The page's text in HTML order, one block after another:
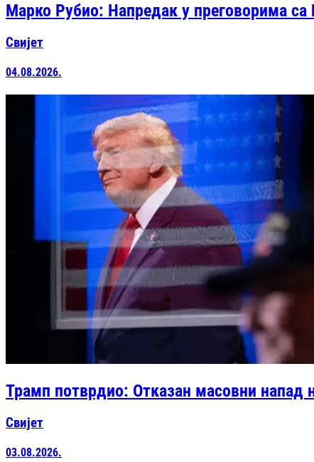
Марко Рубио: Напредак у преговорима
Свијет
04.08.2026.
Трамп потврдио: Отказан масовни напад
Свијет
03.08.2026.